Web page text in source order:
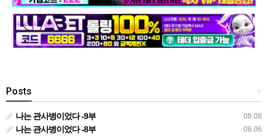
+
Posts
08.08
나는 관사병이었다 -9부
08.06
나는 관사병이었다 -8부